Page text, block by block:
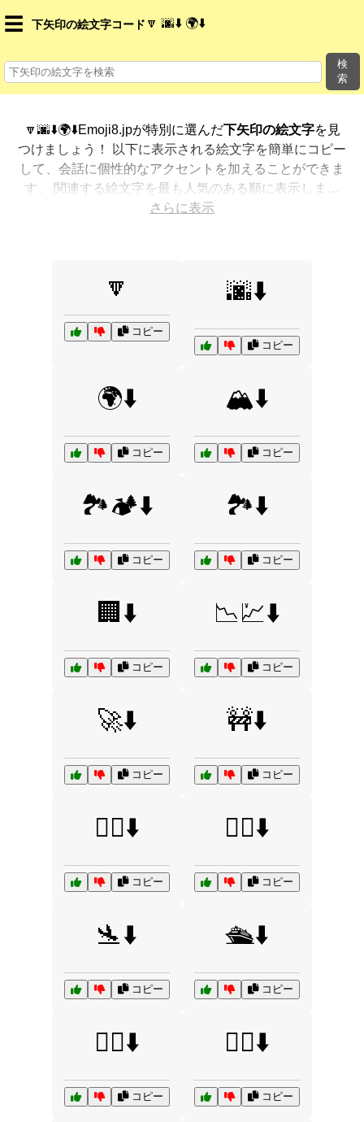
☰ 下矢印の絵文字コード 🔽 🌆⬇️ 🌍⬇️
検
索
🔽🌆⬇️🌍⬇️Emoji8.jpが特別に選んだ下矢印の絵文字を見
つけましょう！ 以下に表示される絵文字を簡単にコピー
して、会話に個性的なアクセントを加えることができま
す。 関連する絵文字を最も人気のある順に表示しまし
た。さらに多くのオプションが欲しいですか？ 他のカテ
さらに表示
🔽
コピー
🌆⬇️
コピー
🌍⬇️
コピー
🏔️⬇️
コピー
🏞️🏕️⬇️
コピー
🏞️⬇️
コピー
🏢⬇️
コピー
📉💹⬇️
コピー
🚀⬇️
コピー
🚧⬇️
コピー
🚴‍♂️⬇️
コピー
🚶‍♂️⬇️
コピー
🛬⬇️
コピー
🛳️⬇️
コピー
🧗‍♀️⬇️
コピー
🧗‍♂️⬇️
コピー